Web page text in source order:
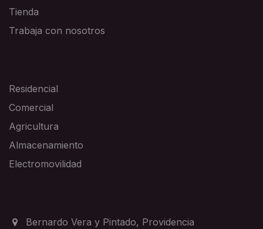
Tienda
Trabaja con nosotros
Residencial
Comercial
Agricultura
Almacenamiento
Electromovilidad
Bernardo Vera y Pintado, Providencia